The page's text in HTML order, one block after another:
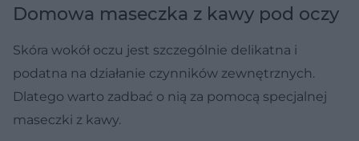
Domowa maseczka z kawy pod oczy
Skóra wokół oczu jest szczególnie delikatna i
podatna na działanie czynników zewnętrznych.
Dlatego warto zadbać o nią za pomocą specjalnej
maseczki z kawy.